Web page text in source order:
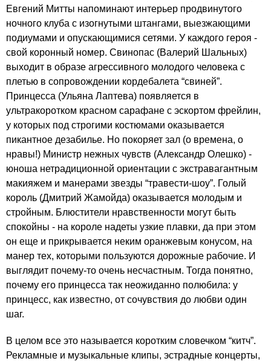
Евгений Митты напоминают интерьер продвинутого
ночного клуба с изогнутыми штангами, выезжающими
подиумами и опускающимися сетями. У каждого героя -
свой коронный номер. Свинопас (Валерий Шальных)
выходит в образе агрессивного молодого человека с
плетью в сопровождении кордебалета “свиней”.
Принцесса (Ульяна Лаптева) появляется в
ультракоротком красном сарафане с эскортом фрейлин,
у которых под строгими костюмами оказывается
пикантное дезабилье. Но покоряет зал (о времена, о
нравы!) Министр нежных чувств (Александр Олешко) -
юноша нетрадиционной ориентации с экстравагантным
макияжем и манерами звезды “травести-шоу”. Голый
король (Дмитрий Жамойда) оказывается молодым и
стройным. Блюстители нравственности могут быть
спокойны - на короле надеты узкие плавки, да при этом
он еще и прикрывается неким оранжевым конусом, на
манер тех, которыми пользуются дорожные рабочие. И
выглядит почему-то очень несчастным. Тогда понятно,
почему его принцесса так неожиданно полюбила: у
принцесс, как известно, от сочувствия до любви один
шаг.
В целом все это называется коротким словечком “китч”.
Рекламные и музыкальные клипы, эстрадные концерты,